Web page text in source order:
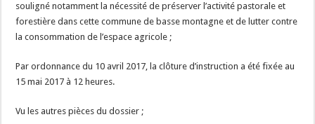
souligné notamment la nécessité de préserver l’activité pastorale et
forestière dans cette commune de basse montagne et de lutter contre
la consommation de l’espace agricole ;
Par ordonnance du 10 avril 2017, la clôture d’instruction a été fixée au
15 mai 2017 à 12 heures.
Vu les autres pièces du dossier ;